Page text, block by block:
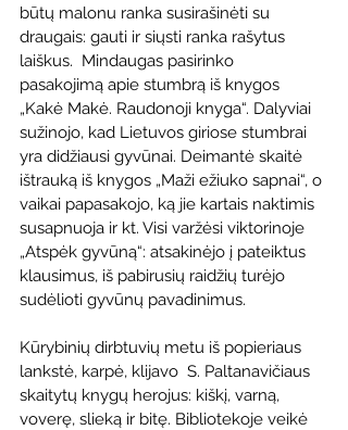
būtų malonu ranka susirašinėti su
draugais: gauti ir siųsti ranka rašytus
laiškus.  Mindaugas pasirinko
pasakojimą apie stumbrą iš knygos
„Kakė Makė. Raudonoji knyga“. Dalyviai
sužinojo, kad Lietuvos giriose stumbrai
yra didžiausi gyvūnai. Deimantė skaitė
ištrauką iš knygos „Maži ežiuko sapnai“, o
vaikai papasakojo, ką jie kartais naktimis
susapnuoja ir kt. Visi varžėsi viktorinoje
„Atspėk gyvūną“: atsakinėjo į pateiktus
klausimus, iš pabirusių raidžių turėjo
sudėlioti gyvūnų pavadinimus.
Kūrybinių dirbtuvių metu iš popieriaus
lankstė, karpė, klijavo  S. Paltanavičiaus
skaitytų knygų herojus: kiškį, varną,
voverę, slieką ir bitę. Bibliotekoje veikė